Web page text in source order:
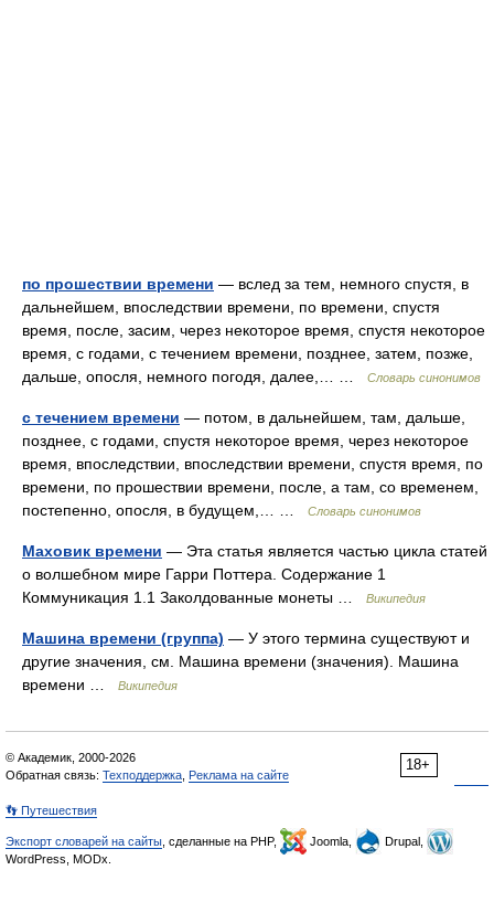
по прошествии времени — вслед за тем, немного спустя, в
дальнейшем, впоследствии времени, по времени, спустя
время, после, засим, через некоторое время, спустя некоторое
время, с годами, с течением времени, позднее, затем, позже,
дальше, опосля, немного погодя, далее,… …
Словарь синонимов
с течением времени — потом, в дальнейшем, там, дальше,
позднее, с годами, спустя некоторое время, через некоторое
время, впоследствии, впоследствии времени, спустя время, по
времени, по прошествии времени, после, а там, со временем,
постепенно, опосля, в будущем,… …
Словарь синонимов
Маховик времени — Эта статья является частью цикла статей
о волшебном мире Гарри Поттера. Содержание 1
Коммуникация 1.1 Заколдованные монеты …
Википедия
Машина времени (группа) — У этого термина существуют и
другие значения, см. Машина времени (значения). Машина
времени …
Википедия
18+
© Академик, 2000-2026
Обратная связь: Техподдержка Реклама на сайте
👣 Путешествия
Экспорт словарей на сайты , сделанные на PHP, Joomla,
Drupal,
WordPress, MODx.